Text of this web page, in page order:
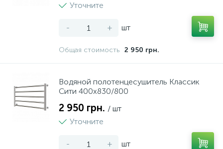
Уточните
- + шт
Общая стоимость 2 950 грн.
Водяной полотенцесушитель Классик
Сити 400x830/800
2 950 грн. / шт
Уточните
- + шт